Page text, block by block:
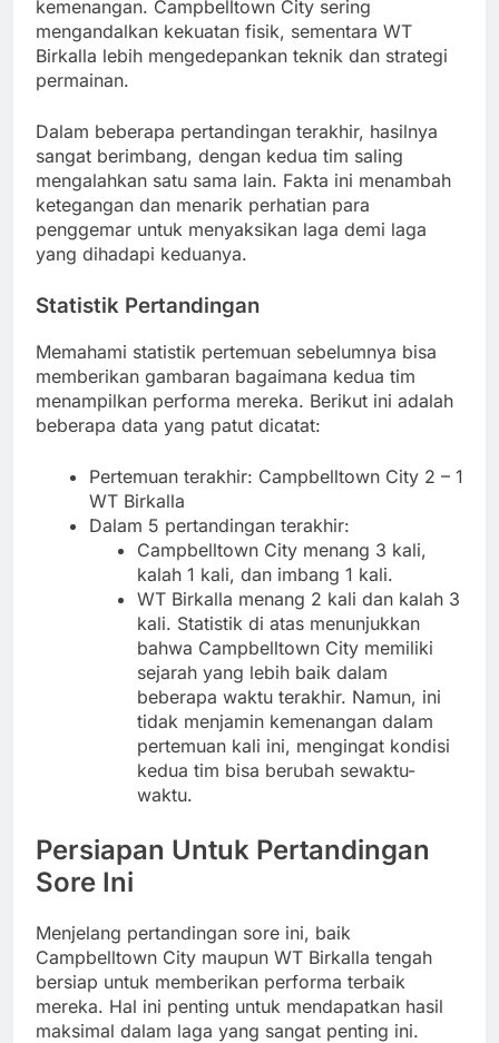
kemenangan. Campbelltown City sering
mengandalkan kekuatan fisik, sementara WT
Birkalla lebih mengedepankan teknik dan strategi
permainan.
Dalam beberapa pertandingan terakhir, hasilnya
sangat berimbang, dengan kedua tim saling
mengalahkan satu sama lain. Fakta ini menambah
ketegangan dan menarik perhatian para
penggemar untuk menyaksikan laga demi laga
yang dihadapi keduanya.
Statistik Pertandingan
Memahami statistik pertemuan sebelumnya bisa
memberikan gambaran bagaimana kedua tim
menampilkan performa mereka. Berikut ini adalah
beberapa data yang patut dicatat:
Pertemuan terakhir: Campbelltown City 2 – 1
WT Birkalla
Dalam 5 pertandingan terakhir:
Campbelltown City menang 3 kali,
kalah 1 kali, dan imbang 1 kali.
WT Birkalla menang 2 kali dan kalah 3
kali. Statistik di atas menunjukkan
bahwa Campbelltown City memiliki
sejarah yang lebih baik dalam
beberapa waktu terakhir. Namun, ini
tidak menjamin kemenangan dalam
pertemuan kali ini, mengingat kondisi
kedua tim bisa berubah sewaktu-
waktu.
Persiapan Untuk Pertandingan
Sore Ini
Menjelang pertandingan sore ini, baik
Campbelltown City maupun WT Birkalla tengah
bersiap untuk memberikan performa terbaik
mereka. Hal ini penting untuk mendapatkan hasil
maksimal dalam laga yang sangat penting ini.